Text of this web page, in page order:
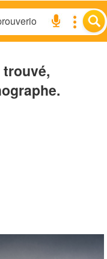
trouvé,